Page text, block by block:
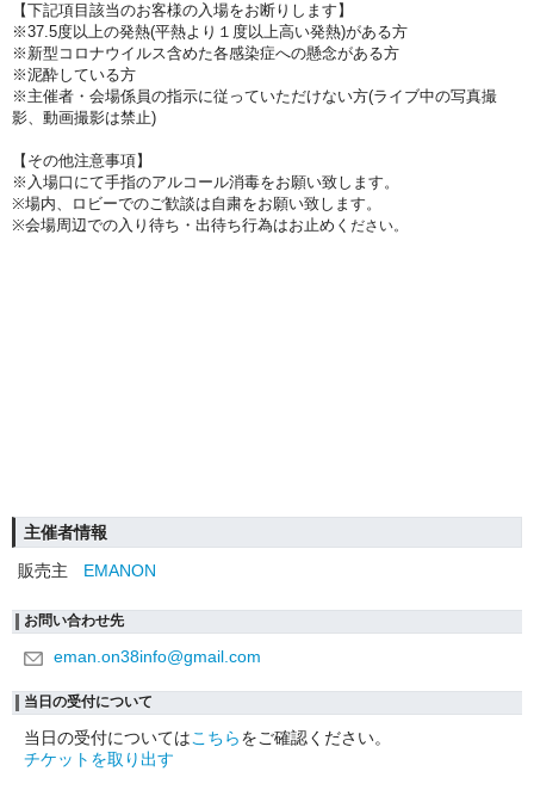
【下記項目該当のお客様の入場をお断りします】
※37.5度以上の発熱(平熱より１度以上高い発熱)がある方
※新型コロナウイルス含めた各感染症への懸念がある方
※泥酔している方
※主催者・会場係員の指示に従っていただけない方(ライブ中の写真撮
影、動画撮影は禁止)
【その他注意事項】
※入場口にて手指のアルコール消毒をお願い致します。
※場内、ロビーでのご歓談は自粛をお願い致します。
※会場周辺での入り待ち・出待ち行為はお止めく ださい。
主催者情報
販売主
EMANON
お問い合わせ先
eman.on38info@gmail.com
当日の受付について
当日の受付についてはこちらをご確認ください。
チケットを取り出す